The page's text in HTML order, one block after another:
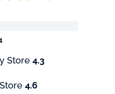
Store 4.3
4.6